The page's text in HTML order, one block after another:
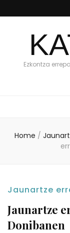
Ezkontza
Home /
Jaunartze
Jaunartze
Donibanen